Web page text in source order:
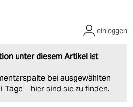
unter diesem Artikel ist
bei ausgewählten
Tage – hier sind sie zu finden.
einloggen